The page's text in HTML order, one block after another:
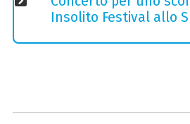
Insolito Festival allo